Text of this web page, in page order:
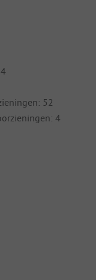
52
4